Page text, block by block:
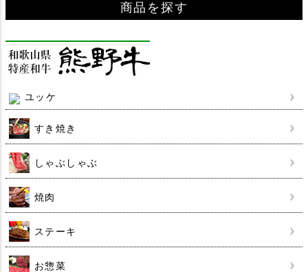
商品を探す
ユッケ
すき焼き
しゃぶしゃぶ
焼肉
ステーキ
お惣菜